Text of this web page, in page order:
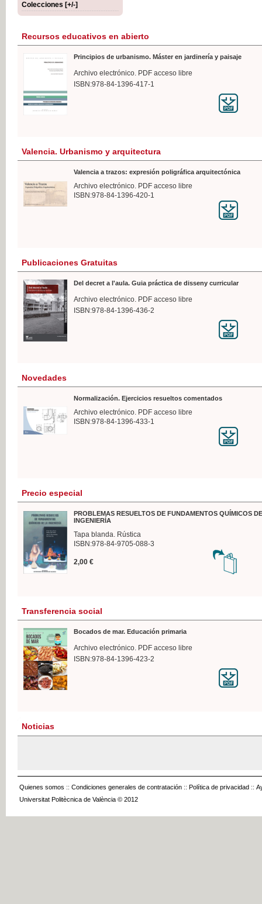
Colecciones [+/-]
Recursos educativos en abierto
Principios de urbanismo. Máster en jardinería y paisaje
Archivo electrónico. PDF acceso libre
ISBN:978-84-1396-417-1
Valencia. Urbanismo y arquitectura
Valencia a trazos: expresión poligráfica arquitectónica
Archivo electrónico. PDF acceso libre
ISBN:978-84-1396-420-1
Publicaciones Gratuitas
Del decret a l'aula. Guia práctica de disseny curricular
Archivo electrónico. PDF acceso libre
ISBN:978-84-1396-436-2
Novedades
Normalización. Ejercicios resueltos comentados
Archivo electrónico. PDF acceso libre
ISBN:978-84-1396-433-1
Precio especial
PROBLEMAS RESUELTOS DE FUNDAMENTOS QUÍMICOS
INGENIERÍA
Tapa blanda. Rústica
ISBN:978-84-9705-088-3
2,00 €
Transferencia social
Bocados de mar. Educación primaria
Archivo electrónico. PDF acceso libre
ISBN:978-84-1396-423-2
Noticias
Quienes somos :: Condiciones generales de contratación :: Política de privacidad ::
Universitat Politècnica de València © 2012